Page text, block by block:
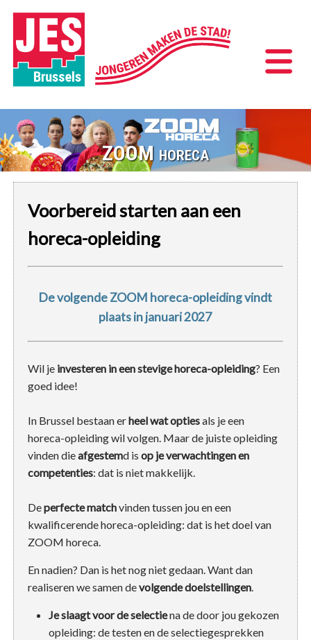
ZOOM horeca
Voorbereid starten aan een
horeca-opleiding
De volgende ZOOM horeca-opleiding vindt
plaats in januari 2027
Wil je investeren in een stevige horeca-opleiding? Een
goed idee!
In Brussel bestaan erheel wat optiesals je een
horeca-opleiding wil volgen. Maar de juiste opleiding
vinden dieafgestemd isop je verwachtingen en
competenties: dat is niet makkelijk.
Deperfecte matchvinden tussen jou en een
kwalificerende horeca-opleiding: dat is het doel van
ZOOM horeca.
En nadien? Dan is het nog niet gedaan. Want dan
realiseren we samen devolgende doelstellingen.
Je slaagt voor de selectiena de door jou gekozen
opleiding: de testen en de selectiegesprekken